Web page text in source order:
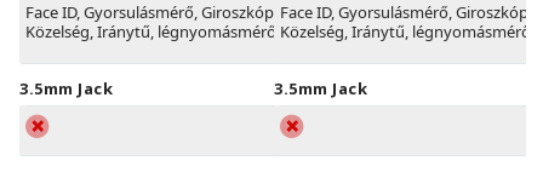
Face ID, Gyorsulásmérő, Giroszkóp,
Közelség, Iránytű, légnyomásmérő
3.5mm Jack
Face ID, Gyorsulásmérő, Giroszkóp,
Közelség, Iránytű, légnyomásmérő
3.5mm Jack